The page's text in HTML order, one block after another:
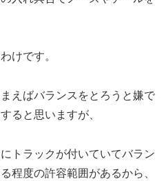
けです。
えばバランスをとろうと嫌で
ると思いますが、
トラックが付いていてバラン
程度の許容範囲があるから、